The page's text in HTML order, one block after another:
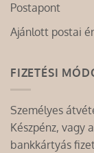
Postapont
Ajánlott postai
FIZETÉSI
Személyes
Készpénz, vagy
bankkártyás